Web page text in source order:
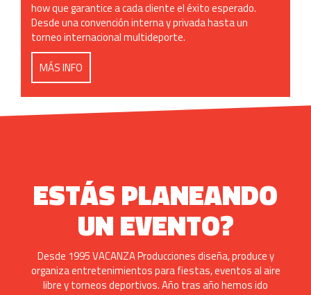
how que garantice a cada cliente el éxito esperado.
Desde una convención interna y privada hasta un
torneo internacional multideporte.
MÁS INFO
ESTÁS PLANEANDO
UN EVENTO?
Desde 1995 VACANZA Producciones diseña, produce y
organiza entretenimientos para fiestas, eventos al aire
libre y torneos deportivos. Año tras año hemos ido